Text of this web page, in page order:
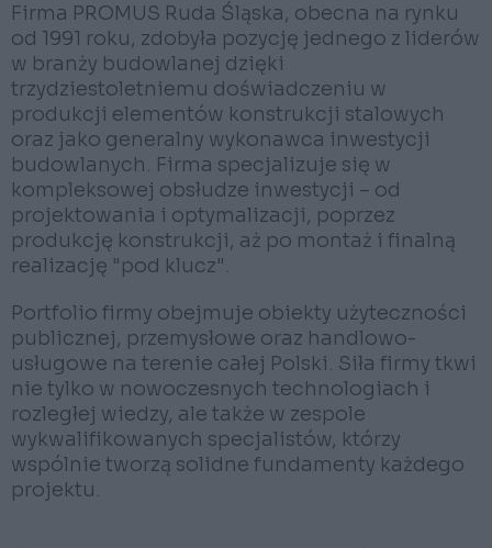
Firma PROMUS Ruda Śląska, obecna na rynku
od 1991 roku, zdobyła pozycję jednego z liderów
w branży budowlanej dzięki
trzydziestoletniemu doświadczeniu w
produkcji elementów konstrukcji stalowych
oraz jako generalny wykonawca inwestycji
budowlanych. Firma specjalizuje się w
kompleksowej obsłudze inwestycji – od
projektowania i optymalizacji, poprzez
produkcję konstrukcji, aż po montaż i finalną
realizację "pod klucz".
Portfolio firmy obejmuje obiekty użyteczności
publicznej, przemysłowe oraz handlowo-
usługowe na terenie całej Polski. Siła firmy tkwi
nie tylko w nowoczesnych technologiach i
rozległej wiedzy, ale także w zespole
wykwalifikowanych specjalistów, którzy
wspólnie tworzą solidne fundamenty każdego
projektu.